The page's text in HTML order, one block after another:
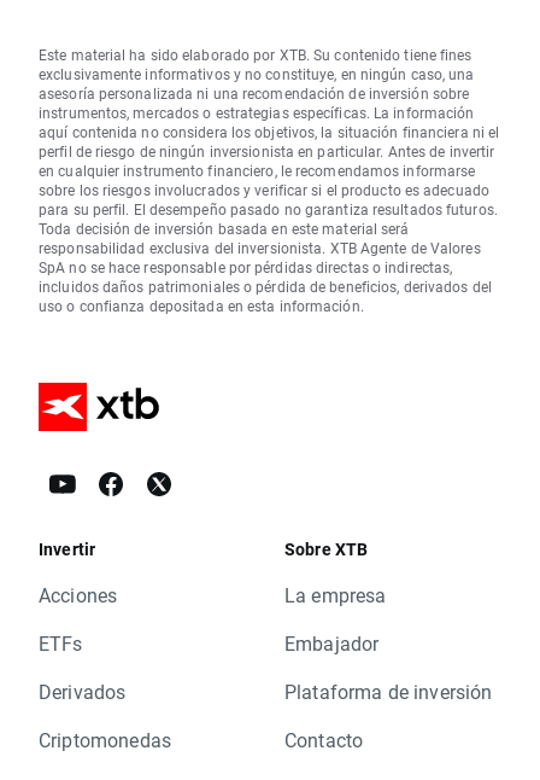
Este material ha sido elaborado por XTB. Su contenido tiene fines
exclusivamente informativos y no constituye, en ningún caso, una
asesoría personalizada ni una recomendación de inversión sobre
instrumentos, mercados o estrategias específicas. La información
aquí contenida no considera los objetivos, la situación financiera ni el
perfil de riesgo de ningún inversionista en particular. Antes de invertir
en cualquier instrumento financiero, le recomendamos informarse
sobre los riesgos involucrados y verificar si el producto es adecuado
para su perfil. El desempeño pasado no garantiza resultados futuros.
Toda decisión de inversión basada en este material será
responsabilidad exclusiva del inversionista. XTB Agente de Valores
SpA no se hace responsable por pérdidas directas o indirectas,
incluidos daños patrimoniales o pérdida de beneficios, derivados del
uso o confianza depositada en esta información.
Invertir
Acciones
ETFs
Derivados
Criptomonedas
Sobre XTB
La empresa
Embajador
Plataforma de inversión
Contacto